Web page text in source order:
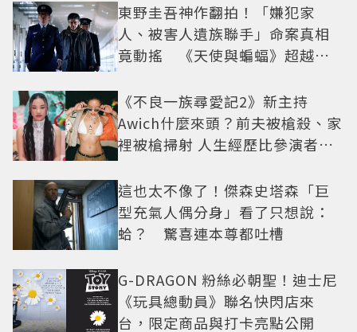
東野圭吾神作翻拍！「嫌犯家
人、被害人遺族聯手」命案真相
竟動搖 《天使與蝙蝠》超越懸
《不良一族尋愛記2》新主持
Awich什麼來頭？前夫被槍殺、家
裡被槍掃射 人生經歷比參演者還
這也太不像了！傑森史塔森「巨
型充氣人偶分身」看了只想說：
蛤？ 驚喜連本尊都吐槽
G-DRAGON 粉絲必朝聖！迪士尼
《玩具總動員》聯名快閃店來
台，限定商品與打卡亮點公開